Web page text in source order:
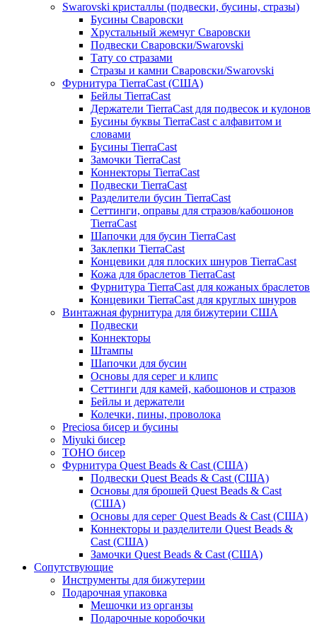
Swarovski кристаллы (подвески, бусины, стразы)
Бусины Сваровски
Хрустальный жемчуг Сваровски
Подвески Сваровски/Swarovski
Тату со стразами
Стразы и камни Сваровски/Swarovski
Фурнитура TierraCast (США)
Бейлы TierraCast
Держатели TierraCast для подвесок и кулонов
Бусины буквы TierraCast с алфавитом и
словами
Бусины TierraCast
Замочки TierraCast
Коннекторы TierraCast
Подвески TierraCast
Разделители бусин TierraCast
Сеттинги, оправы для стразов/кабошонов
TierraCast
Шапочки для бусин TierraCast
Заклепки TierraCast
Концевики для плоских шнуров TierraCast
Кожа для браслетов TierraCast
Фурнитура TierraCast для кожаных браслетов
Концевики TierraCast для круглых шнуров
Винтажная фурнитура для бижутерии США
Подвески
Коннекторы
Штампы
Шапочки для бусин
Основы для серег и клипс
Сеттинги для камей, кабошонов и стразов
Бейлы и держатели
Колечки, пины, проволока
Preciosa бисер и бусины
Miyuki бисер
TOHO бисер
Фурнитура Quest Beads & Cast (США)
Подвески Quest Beads & Cast (США)
Основы для брошей Quest Beads & Cast
(США)
Основы для серег Quest Beads & Cast (США)
Коннекторы и разделители Quest Beads &
Cast (США)
Замочки Quest Beads & Cast (США)
Сопутствующие
Инструменты для бижутерии
Подарочная упаковка
Мешочки из органзы
Подарочные коробочки